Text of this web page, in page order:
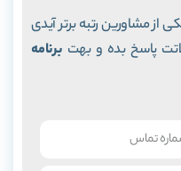
از مشاورین رتبه برتر آیدی
پاسخ بده و بهت برنامه